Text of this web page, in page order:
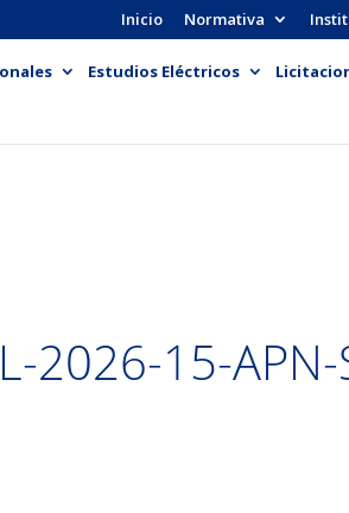
Inicio Normativa
Estudios Eléctricos
2026-15-APN-